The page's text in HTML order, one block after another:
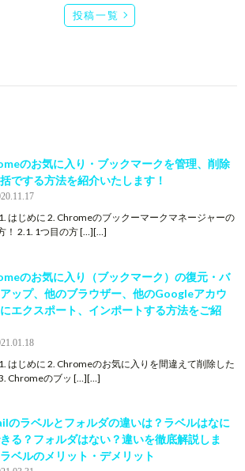
投稿一覧
のお気に入り・ブックマークを管理、削除
でする方法を紹介いたします！
はじめに 2. Chromeのブックーマークマネージャーの
！ 2.1. 1つ目の方 […][…]
のお気に入り（ブックマーク）の復元・バ
ップ、他のブラウザー、他のGoogleアカウ
エクスポート、インポートする方法をご紹
はじめに 2. Chromeのお気に入りを間違えて削除した
Chromeのブッ […][…]
のラベルとフォルダの違いは？ラベルはなに
る？フォルダはない？違いを徹底解説しま
ベルのメリット・デメリット